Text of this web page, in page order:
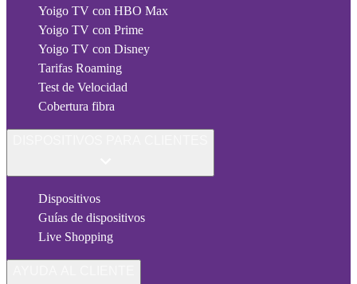
Yoigo TV con HBO Max
Yoigo TV con Prime
Yoigo TV con Disney
Tarifas Roaming
Test de Velocidad
Cobertura fibra
Dispositivos
Guías de dispositivos
Live Shopping